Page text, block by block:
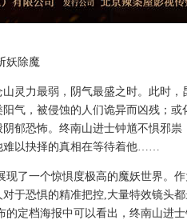
妖除魔
灵力最弱，阴气最盛之时。此时
气，被侵蚀的人们诡异而凶残；
郁恐怖。终南山进士钟馗不惧邪
难以抉择的真相在等待着他……
了一个惊惧度极高的魔妖世界。作
于恐惧的精准把控,大量特效镜头
的定档海报中可以看出，终南山进